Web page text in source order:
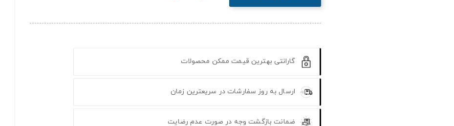
گارانتی بهترین قیمت ممکن محصولات
ارسال به روز سفارشات در سریعترین زمان
ضمانت بازگشت وجه در صورت عدم رضایت